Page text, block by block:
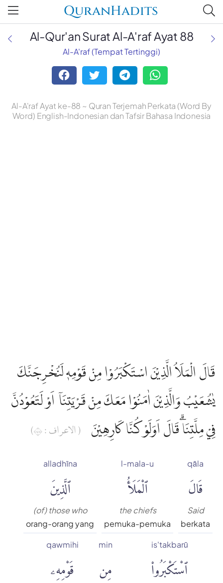
QuranHadits
Al-Qur'an Surat Al-A'raf Ayat 88
Al-A'raf (Tempat Tertinggi)
Al-A'raf Ayat ke-88 ~ Quran Terjemah Perkata (Word By
Word) English-Indonesian dan Tafsir Bahasa Indonesia
قَالَ الْمَلَاُ الَّذِيْنَ اسْتَكْبَرُوْا مِنْ قَوْمِهٖ لَنُخْرِجَنَّكَ
يٰشُعَيْبُ وَالَّذِيْنَ اٰمَنُوْا مَعَكَ مِنْ قَرْيَتِنَآ اَوْ لَتَعُوْدُنَّ
فِيْ مِلَّتِنَاۗ قَالَ اَوَلَوْ كُنَّا كَارِهِيْنَ
( الاعراف : ٨٨)
qāla
قَالَ
Said
berkata
l-mala-u
ٱلْمَلَأُ
the chiefs
pemuka-pemuka
alladhīna
ٱلَّذِينَ
(of) those who
orang-orang yang
is'takbarū
ٱسْتَكْبَرُوا۟
min
مِن
qawmihi
قَوْمِهِۦ